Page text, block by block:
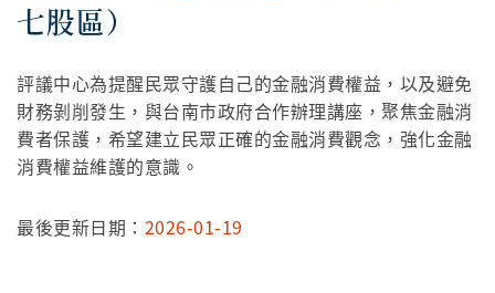
七股區）
評議中心為提醒民眾守護自己的金融消費權益，以及避免
財務剝削發生，與台南市政府合作辦理講座，聚焦金融消
費者保護，希望建立民眾正確的金融消費觀念，強化金融
消費權益維護的意識。
最後更新日期： 2026-01-19